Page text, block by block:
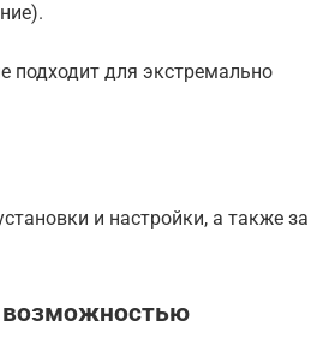
подходит для экстремально
и настройки, а также за
возможностью